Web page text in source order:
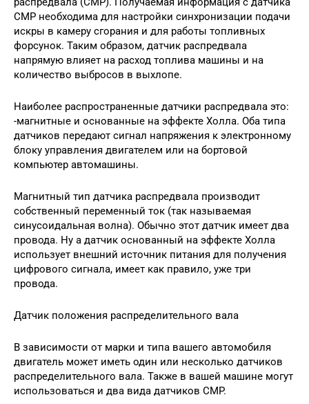
СМР необходима для настройки синхронизации подачи
искры в камеру сгорания и для работы топливных
форсунок. Таким образом, датчик распредвала
напрямую влияет на расход топлива машины и на
количество выбросов в выхлопе.
Наиболее распространенные датчики распредвала это:
-магнитные и основанные на эффекте Холла. Оба типа
датчиков передают сигнал напряжения к электронному
блоку управления двигателем или на бортовой
компьютер автомашины.
Магнитный тип датчика распредвала производит
собственный переменный ток (так называемая
синусоидальная волна). Обычно этот датчик имеет два
провода. Ну а датчик основанный на эффекте Холла
использует внешний источник питания для получения
цифрового сигнала, имеет как правило, уже три
провода.
Датчик положения распределительного вала
В зависимости от марки и типа вашего автомобиля
двигатель может иметь один или несколько датчиков
распределительного вала. Также в вашей машине могут
использоваться и два вида датчиков CMP.